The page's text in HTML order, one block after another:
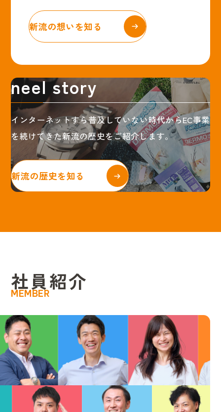
新流の想いを知る
neel story
インターネットすら普及していない時代からEC事業
を続けてきた新流の歴史をご紹介します。
新流の歴史を知る
社員紹介
MEMBER